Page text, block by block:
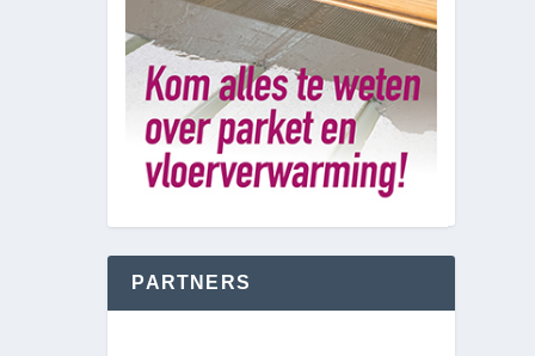
PARTNERS